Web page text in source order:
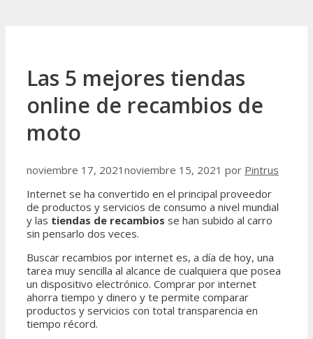
Las 5 mejores tiendas
online de recambios de
moto
noviembre 17, 2021 noviembre 15, 2021 por Pintrus
Internet se ha convertido en el principal proveedor
de productos y servicios de consumo a nivel mundial
y las tiendas de recambios se han subido al carro
sin pensarlo dos veces.
Buscar recambios por internet es, a día de hoy, una
tarea muy sencilla al alcance de cualquiera que posea
un dispositivo electrónico. Comprar por internet
ahorra tiempo y dinero y te permite comparar
productos y servicios con total transparencia en
tiempo récord.